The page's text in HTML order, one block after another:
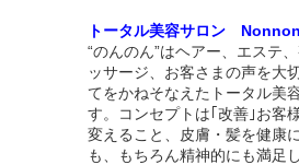
トータル美容サロン
“のんのん”はヘアー、エステ
ッサージ、お客さまの声を大
てをかねそなえたトータル美
す。コンセプトは｢改善｣お客
変えること、皮膚・髪を健康
も、もちろん精神的にも満足